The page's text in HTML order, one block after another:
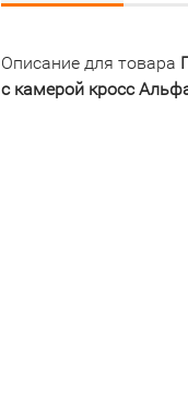
Описание для товара
с камерой кросс